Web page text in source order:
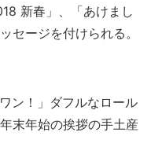
新春」、「あけまし
セージを付けられる。
ン！」ダフルなロール
末年始の挨拶の手土産